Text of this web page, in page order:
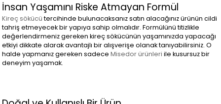
İnsan Yaşamını Riske Atmayan Formül
Kireç sökücütercihinde bulunacaksanız satın alacağınız ürünün cildi
tahriş etmeyecek bir yapıya sahip olmalıdır. Formülünü titizlikle
değerlendirmeniz gereken kireç sökücünün yaşamınızda yapacağı
etkiyi dikkate alarak avantajlı bir alışverişe olanak tanıyabilirsiniz. O
halde yapmanız gereken sadeceMisedor ürünleri ile kusursuz bir
deneyim yaşamak.